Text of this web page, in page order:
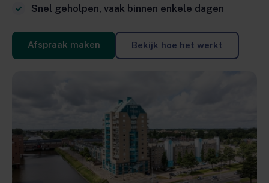
Snel geholpen, vaak binnen enkele dagen
Afspraak maken Bekijk hoe het werkt